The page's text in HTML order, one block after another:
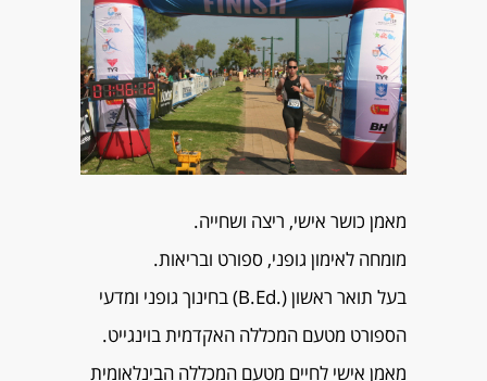
מאמן כושר אישי, ריצה ושחייה.
מומחה לאימון גופני, ספורט ובריאות.
בעל תואר ראשון (.B.Ed) בחינוך גופני ומדעי
הספורט מטעם המכללה האקדמית בוינגייט.
מאמן אישי לחיים מטעם המכללה הבינלאומית